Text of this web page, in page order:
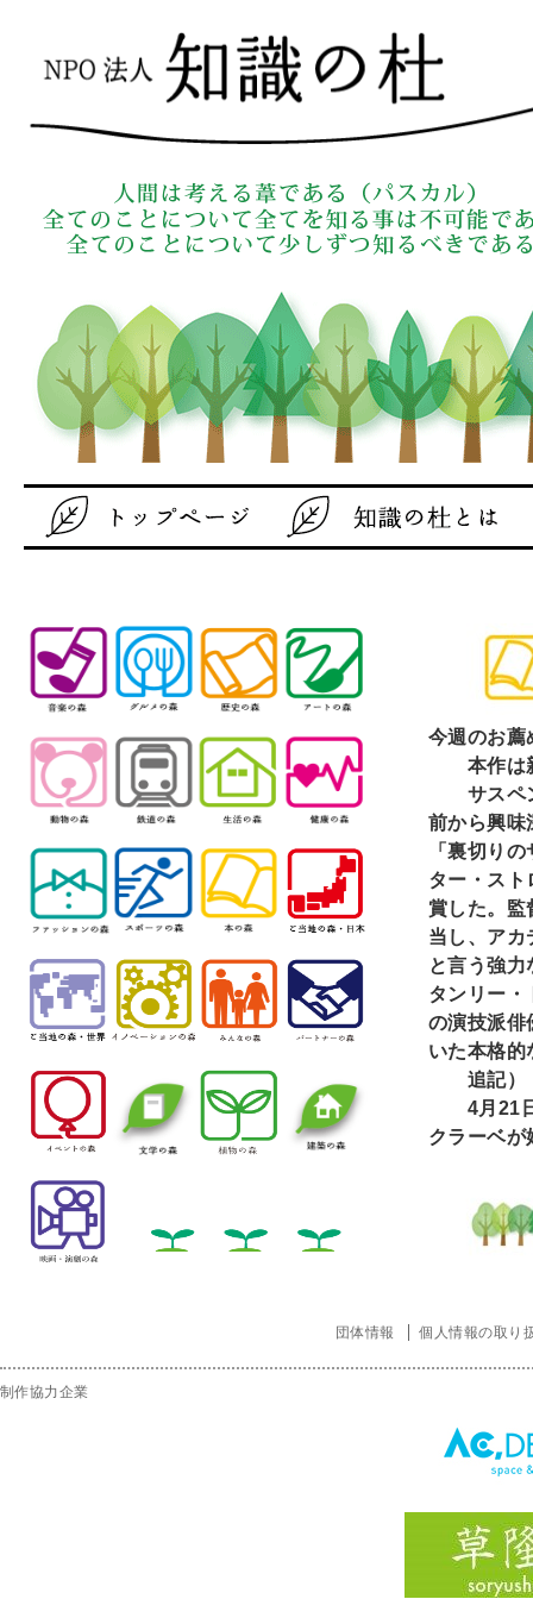
今週のお
本作は新
サスペン
前から興味
「裏切り
ター・スト
賞した。監
当し、アカ
と言う強
タンリー・
の演技派俳
いた本格的
追記）
4月21
クラーベが
団体情報 個人情報の取り
制作協力企業